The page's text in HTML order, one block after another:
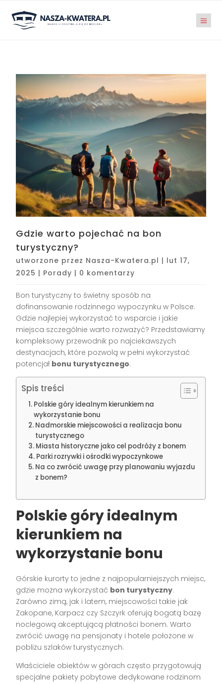
Gdzie warto pojechać na bon
turystyczny?
utworzone przez Nasza-Kwatera.pl | lut 17,
2025 | Porady | 0 komentarzy
Bon turystyczny to świetny sposób na
dofinansowanie rodzinnego wypoczynku w Polsce.
Gdzie najlepiej wykorzystać to wsparcie i jakie
miejsca szczególnie warto rozważyć? Przedstawiamy
kompleksowy przewodnik po najciekawszych
destynacjach, które pozwolą w pełni wykorzystać
potencjał bonu turystycznego.
Spis treści
Polskie góry idealnym kierunkiem na
wykorzystanie bonu
Nadmorskie miejscowości a realizacja bonu
turystycznego
Miasta historyczne jako cel podróży z bonem
Parki rozrywki i ośrodki wypoczynkowe
Na co zwrócić uwagę przy planowaniu wyjazdu
z bonem?
Polskie góry idealnym
kierunkiem na
wykorzystanie bonu
Górskie kurorty to jedne z najpopularniejszych miejsc,
gdzie można wykorzystać bon turystyczny.
Zarówno zimą, jak i latem, miejscowości takie jak
Zakopane, Karpacz czy Szczyrk oferują bogatą bazę
noclegową akceptującą płatności bonem. Warto
zwrócić uwagę na pensjonaty i hotele położone w
pobliżu szlaków turystycznych.
Właściciele obiektów w górach często przygotowują
specjalne pakiety pobytowe dedykowane rodzinom